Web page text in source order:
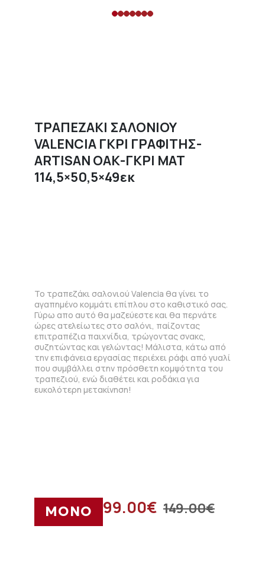
ΤΡΑΠΕΖΑΚΙ ΣΑΛΟΝΙΟΥ
VALENCIA ΓΚΡΙ ΓΡΑΦΙΤΗΣ-
ARTISAN OAΚ-ΓΚΡΙ ΜΑΤ
114,5×50,5×49εκ
Το τραπεζάκι σαλονιού Valencia θα γίνει το
αγαπημένο κομμάτι επίπλου στο καθιστικό σας.
Γύρω απο αυτό θα μαζεύεστε και θα περνάτε
ώρες ατελείωτες στο σαλόνι, παίζοντας
επιτραπέζια παιχνίδια, τρώγοντας σνακς,
συζητώντας και γελώντας! Μάλιστα, κάτω από
την επιφάνεια εργασίας περιέχει ράφι από γυαλί
που συμβάλλει στην πρόσθετη κομψότητα του
τραπεζιού, ενώ διαθέτει και ροδάκια για
ευκολότερη μετακίνηση!
ΜΟΝΟ 149.00€
99.00€